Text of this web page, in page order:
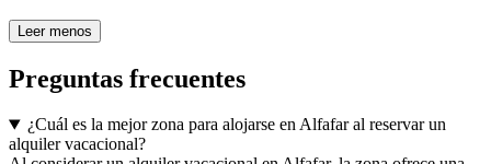
Leer menos
Preguntas frecuentes
¿Cuál es la mejor zona para alojarse en Alfafar al reservar un
alquiler vacacional?